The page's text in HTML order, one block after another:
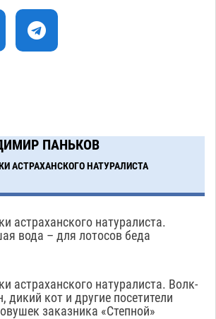
при пожаре на
в Астрахани скончались
жара вновь приблизится
пределу
06.08
ПАНЬКОВ
АСТРАХАНСКОГО НАТУРАЛИСТА
астраханского натуралиста.
вода – для лотосов беда
астраханского натуралиста. Волк-
дикий кот и другие посетители
заказника «Степной»